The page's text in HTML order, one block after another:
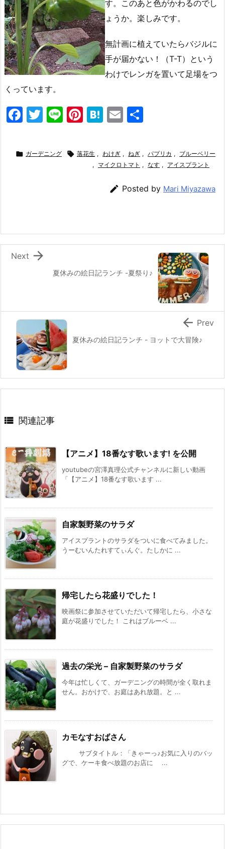
す。このあと色がかわるのでし
ょうか。楽しみです。
無計画に植えていたらバジルに
手が届かない！（T-T）という
わけでレンガを置いて足場をつ
くっています。
F
c
e
T
itt
er
Li
e
Pi
er
e
H
e
n
E
ai
l
 ガーデニング  落花生 , わけぎ , ねぎ , パプリカ , ブルーベリー
, マイクロトマト , なす , アイスプラント
 Posted by Mari Miyazawa
夏休みの絵日記ランチ -夏祭り♪

Next
夏休みの絵日記ランチ - ヨットで大冒険♪
 Prev
 関連記事
【アニメ】18番なす歌います! を公開
youtubeの宮澤真理公式チャンネルに新しい動画
「【アニメ】18番なす歌います ...
自家製野菜のサラダ
アイスプラントのサラダをついに食べてみました。
うーむいんたれすてぃんぐ。たしかに ...
帰宅したら花盛りでした！
映画祭に参加させていただいて帰宅したら、小さな
庭が花盛りでした！ これはブルーベ ...
過去の栄光 – 自家製野菜のサラダ
今年は忙しくて、ガーデニングの時間が全く取れま
せん。おかけで、お庭はあれ放題。と ...
カモなすおばさん
サブタイトル：「きゃーっ♪お気に入りのバッ
グで、ケーキ食べ放題のお店に ...